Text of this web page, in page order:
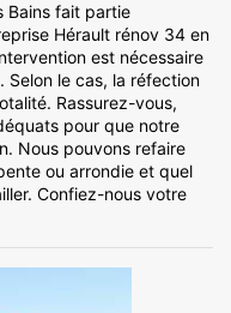
Bains fait partie
Hérault rénov 34 en
est nécessaire
le cas, la réfection
Rassurez-vous,
pour que notre
Nous pouvons refaire
ou arrondie et quel
Confiez-nous votre